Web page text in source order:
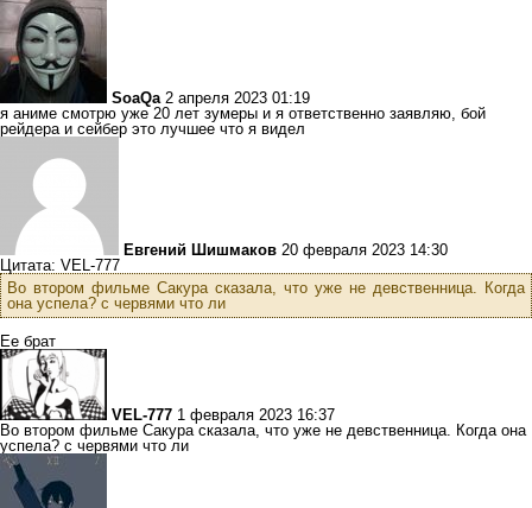
SoaQa 2 апреля 2023 01:19
я аниме смотрю уже 20 лет зумеры и я ответственно заявляю, бой
рейдера и сейбер это лучшее что я видел
Евгений Шишмаков 20 февраля 2023 14:30
Цитата: VEL-777
Во втором фильме Сакура сказала, что уже не девственница. Когда
она успела? с червями что ли
Ее брат
VEL-777 1 февраля 2023 16:37
Во втором фильме Сакура сказала, что уже не девственница. Когда она
успела? с червями что ли